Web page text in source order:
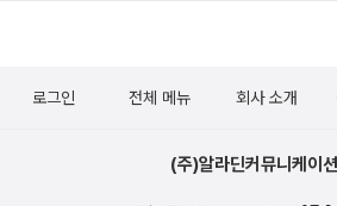
로그인 전체 메뉴 회사 소개
(주)알라딘커뮤니케이션